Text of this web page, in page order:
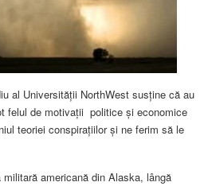
al Universității NorthWest susține că au
felul de motivații politice și economice
teoriei conspirațiilor și ne ferim să le
americană din Alaska, lângă